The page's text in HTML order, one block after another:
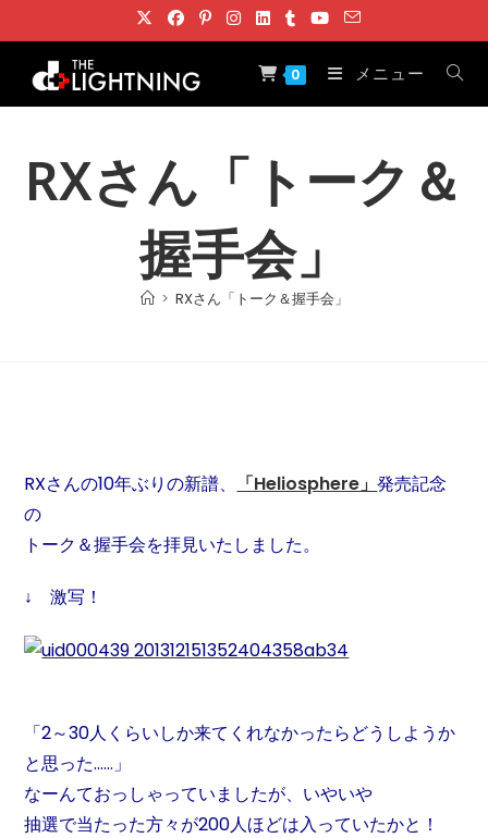
ン
0 メニュー
RXさん「トーク＆
握手会」
> RXさん「トーク＆握手会」
RXさんの10年ぶりの新譜、 「Heliosphere」発売記念
の
トーク＆握手会を拝見いたしました。
↓ 激写！
「2～30人くらいしか来てくれなかったらどうしようか
と思った……」
なーんておっしゃっていましたが、いやいや
抽選で当たった方々が200人ほどは入っていたかと！